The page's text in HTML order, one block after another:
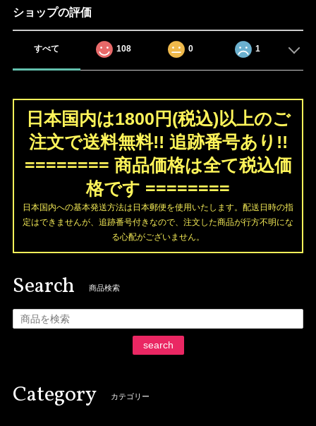
ショップの評価
すべて 108 0 1
日本国内は1800円(税込)以上のご
注文で送料無料!! 追跡番号あり!!
======== 商品価格は全て税込価
格です ========
日本国内への基本発送方法は日本郵便を使用いたします。配送日時の指
定はできませんが、追跡番号付きなので、注文した商品が行方不明にな
る心配がございません。
Search 商品検索
search
Category カテゴリー